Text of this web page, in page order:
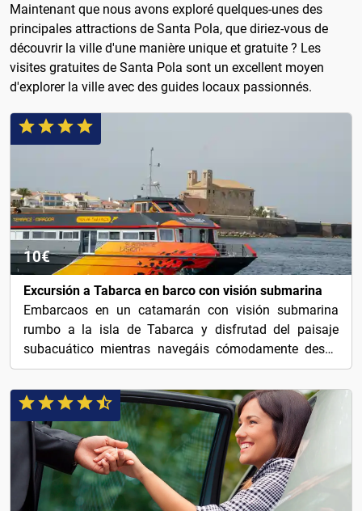
Maintenant que nous avons exploré quelques-unes des
principales attractions de Santa Pola, que diriez-vous de
découvrir la ville d'une manière unique et gratuite ? Les
visites gratuites de Santa Pola sont un excellent moyen
d'explorer la ville avec des guides locaux passionnés.
10€
Excursión a Tabarca en barco con visión submarina
Embarcaos en un catamarán con visión submarina
rumbo a la isla de Tabarca y disfrutad del paisaje
subacuático mientras navegáis cómodamente desde
Santa...